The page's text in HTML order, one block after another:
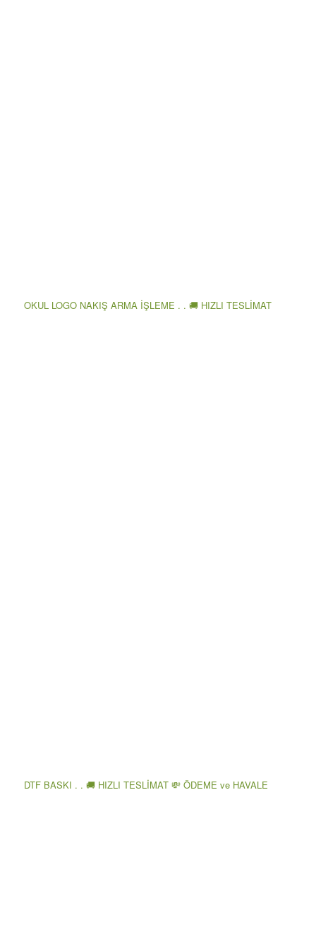
OKUL LOGO NAKIŞ ARMA İŞLEME . . 🚚 HIZLI TESLİMAT
DTF BASKI . . 🚚 HIZLI TESLİMAT 💸 ÖDEME ve HAVALE